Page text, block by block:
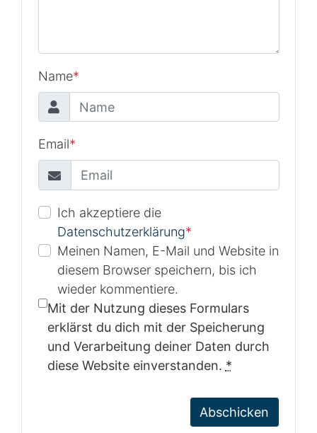
Name*
Email*
Ich akzeptiere die
Datenschutzerklärung*
Meinen Namen, E-Mail und Website in
diesem Browser speichern, bis ich
wieder kommentiere.
Mit der Nutzung dieses Formulars
erklärst du dich mit der Speicherung
und Verarbeitung deiner Daten durch
diese Website einverstanden. *